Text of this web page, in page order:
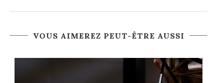
VOUS AIMEREZ PEUT-ÊTRE AUSSI